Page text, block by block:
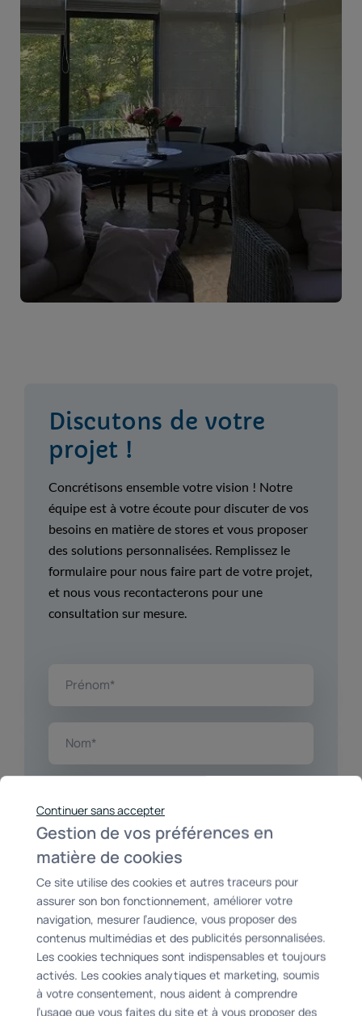
Discutons de votre
projet !
Concrétisons ensemble votre vision ! Notre
équipe est à votre écoute pour discuter de vos
besoins en matière de stores et vous proposer
des solutions personnalisées. Remplissez le
formulaire pour nous faire part de votre projet,
et nous vous recontacterons pour une
consultation sur mesure.
Prénom*
Nom*
Téléphone*
Code postal*
Message*
Continuer sans accepter
Gestion de vos préférences en
matière de cookies
Ce site utilise des cookies et autres traceurs pour
assurer son bon fonctionnement, améliorer votre
navigation, mesurer l’audience, vous proposer des
contenus multimédias et des publicités personnalisées.
Les cookies techniques sont indispensables et toujours
activés. Les cookies analytiques et marketing, soumis
à votre consentement, nous aident à comprendre
l’usage que vous faites du site et à vous proposer des